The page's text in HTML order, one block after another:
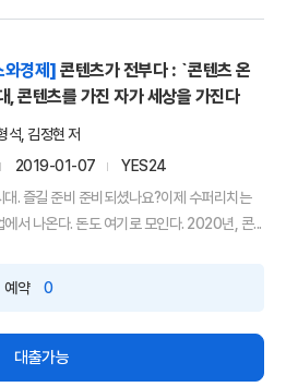
와경제] 콘텐츠가 전부다 : `콘텐츠 온
, 콘텐츠를 가진 자가 세상을 가진다
석, 김정현 저
2019-01-07
YES24
대. 즐길 준비 준비되셨나요?이제 수퍼리치는
에서 나온다. 돈도 여기로 모인다. 2020년, 콘...
예약 0
대출가능